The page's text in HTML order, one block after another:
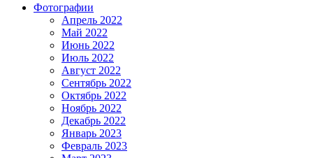
Фотографии
Апрель 2022
Май 2022
Июнь 2022
Июль 2022
Август 2022
Сентябрь 2022
Октябрь 2022
Ноябрь 2022
Декабрь 2022
Январь 2023
Февраль 2023